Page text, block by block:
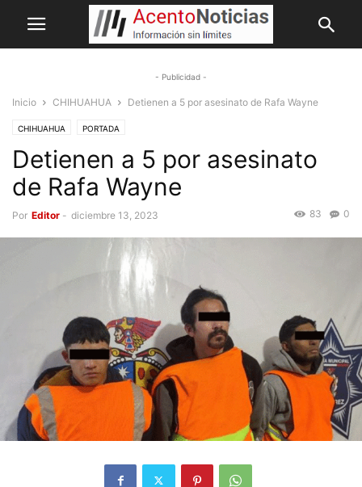
- Publicidad -
Inicio CHIHUAHUA Detienen a 5 por asesinato de Rafa Wayne
CHIHUAHUA PORTADA
Detienen a 5 por asesinato
de Rafa Wayne
Por Editor - diciembre 13, 2023 0
83